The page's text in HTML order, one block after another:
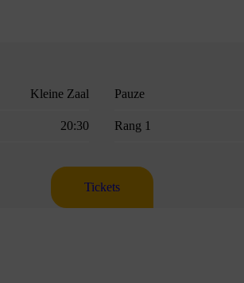
Kleine Zaal
20:30
Pauze
Rang 1
Tickets